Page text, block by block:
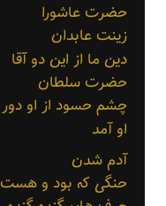
حضرت عاشورا
زینت عابدان
دین ما از این دو آقا
حضرت سلطان
چشم حسود از او دور
او آمد
آدم شدن
حنگی که بود و هست